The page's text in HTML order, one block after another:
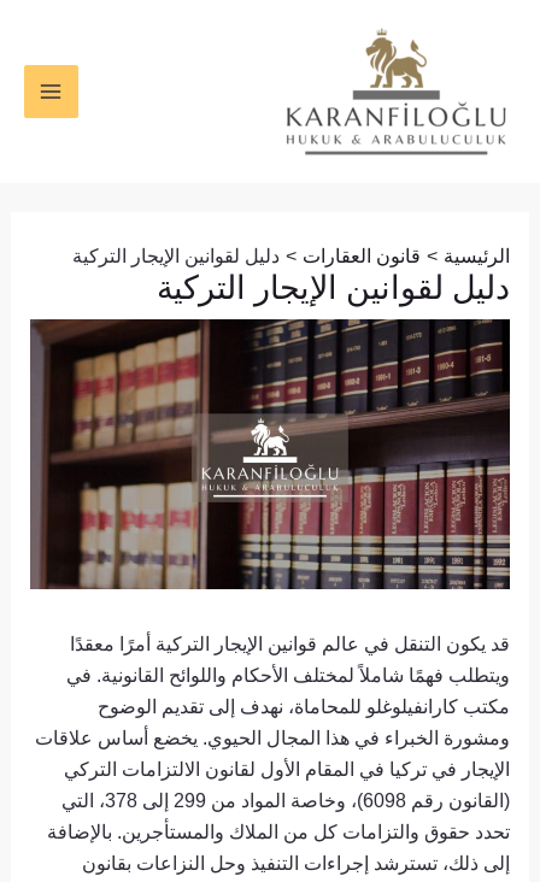
الرئيسية قانون العقارات دليل لقوانين الإيجار التركية
دليل لقوانين الإيجار التركية
قد يكون التنقل في عالم قوانين الإيجار التركية أمرًا معقدًا
ويتطلب فهمًا شاملاً لمختلف الأحكام واللوائح القانونية. في
مكتب كارانفيلوغلو للمحاماة، نهدف إلى تقديم الوضوح
ومشورة الخبراء في هذا المجال الحيوي. يخضع أساس علاقات
الإيجار في تركيا في المقام الأول لقانون الالتزامات التركي
(القانون رقم 6098)، وخاصة المواد من 299 إلى 378، التي
تحدد حقوق والتزامات كل من الملاك والمستأجرين. بالإضافة
إلى ذلك، تسترشد إجراءات التنفيذ وحل النزاعات بقانون